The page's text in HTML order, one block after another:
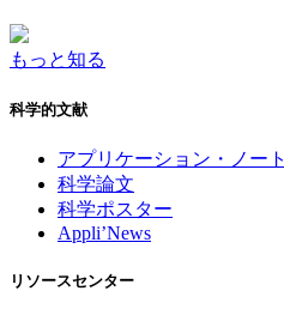
もっと知る
科学的文献
アプリケーション・ノート
科学論文
科学ポスター
Appli’News
リソースセンター